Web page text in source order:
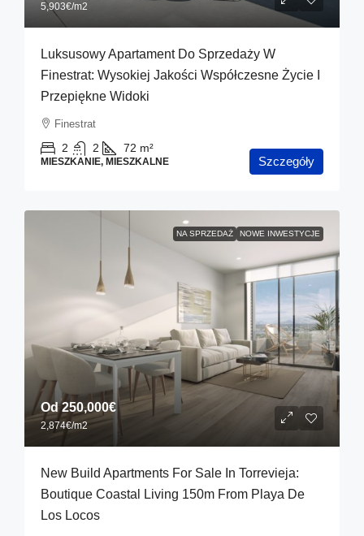
5,903€/m2
Luksusowy Apartament Do Sprzedaży W
Finestrat: Wysokiej Jakości Współczesne Życie I
Przepiękne Widoki
Finestrat
2 2 72 m²
MIESZKANIE, MIESZKALNE Szczegóły
NA SPRZEDAŻ NOWE INWESTYCJE
Od250,000€
2,874€/m2
New Build Apartments For Sale In Torrevieja:
Boutique Coastal Living 150m From Playa De
Los Locos